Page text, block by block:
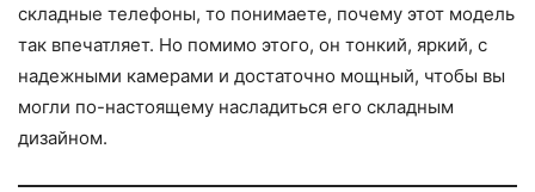
складные телефоны, то понимаете, почему этот модель
так впечатляет. Но помимо этого, он тонкий, яркий, с
надежными камерами и достаточно мощный, чтобы вы
могли по-настоящему насладиться его складным
дизайном.